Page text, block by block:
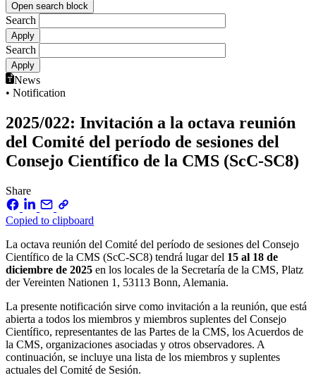
Open search block
Search
Search
News
• Notification
2025/022: Invitación a la octava reunión
del Comité del período de sesiones del
Consejo Científico de la CMS (ScC-SC8)
Share
Copied to clipboard
La octava reunión del Comité del período de sesiones del Consejo
Científico de la CMS (ScC-SC8) tendrá lugar del 15 al 18 de
diciembre de 2025 en los locales de la Secretaría de la CMS, Platz
der Vereinten Nationen 1, 53113 Bonn, Alemania.
La presente notificación sirve como invitación a la reunión, que está
abierta a todos los miembros y miembros suplentes del Consejo
Científico, representantes de las Partes de la CMS, los Acuerdos de
la CMS, organizaciones asociadas y otros observadores. A
continuación, se incluye una lista de los miembros y suplentes
actuales del Comité de Sesión.